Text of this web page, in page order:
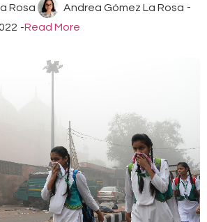
Rosa Andrea Gómez La Rosa -
-Read More